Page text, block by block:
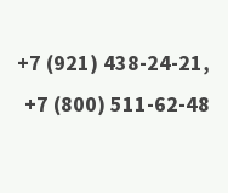
+7 (921) 438-24-21,
+7 (800) 511-62-48